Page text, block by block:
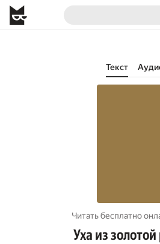
Текст
Читать бесплатно
Уха из